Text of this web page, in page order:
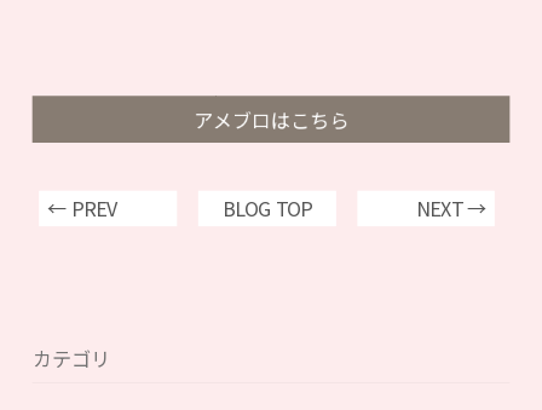
アメブロはこちら
← PREV BLOG TOP NEXT →
カテゴリ